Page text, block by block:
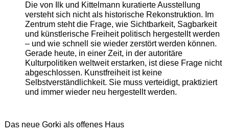
Die von Ilk und Kittelmann kuratierte Ausstellung
versteht sich nicht als historische Rekonstruktion. Im
Zentrum steht die Frage, wie Sichtbarkeit, Sagbarkeit
und künstlerische Freiheit politisch hergestellt werden
– und wie schnell sie wieder zerstört werden können.
Gerade heute, in einer Zeit, in der autoritäre
Kulturpolitiken weltweit erstarken, ist diese Frage nicht
abgeschlossen. Kunstfreiheit ist keine
Selbstverständlichkeit. Sie muss verteidigt, praktiziert
und immer wieder neu hergestellt werden.
Das neue Gorki als offenes Haus